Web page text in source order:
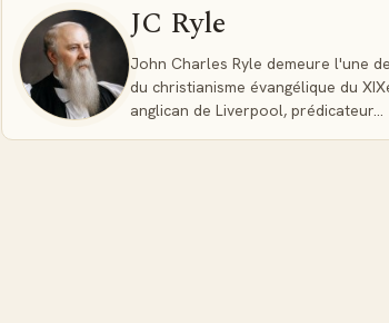
Pourquoi choisir le format EPUB pour
Le format EPUB s'avère particulièrement
approfondie. Vous pouvez ajuster la taille des
rechercher instantanément des termes
JC Ryle
John Charles Ryle demeure l'une
du christianisme évangélique du
anglican de Liverpool, prédicateur…